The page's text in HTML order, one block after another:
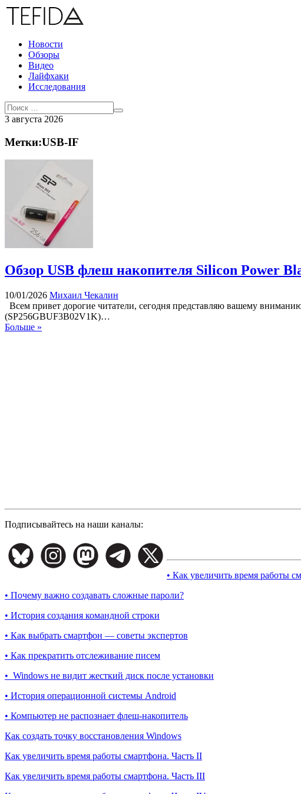
Новости
Обзоры
Видео
Лайфхаки
Исследования
3 августа 2026
Метки:USB-IF
Обзор USB флеш накопителя Silicon Power
10/01/2026 Михаил Чекалин
Всем привет дорогие читатели, сегодня представляю вашему
(SP256GBUF3B02V1K)…
Больше »
Подписывайтесь на наши каналы:
• Как увеличить время работы
• Почему важно создавать сложные пароли?
• История создания командной строки
• Как выбрать смартфон — советы экспертов
• Как прекратить отслеживание писем
• Windows не видит жесткий диск после установки
• История операционной системы Android
• Компьютер не распознает флеш-накопитель
Как создать точку восстановления Windows
Как увеличить время работы смартфона. Часть II
Как увеличить время работы смартфона. Часть III